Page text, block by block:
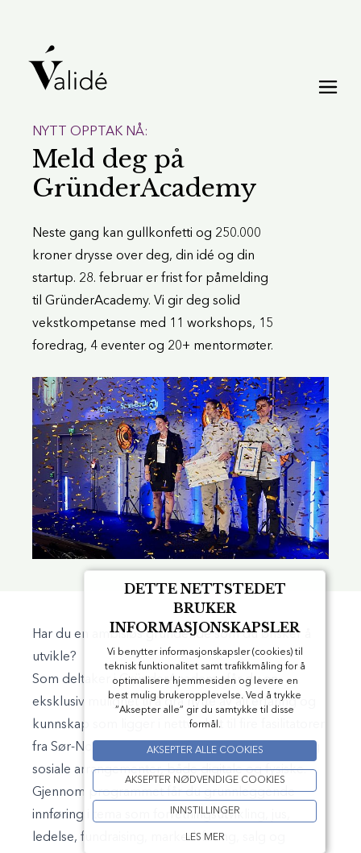
NYTT OPPTAK NÅ:
Meld deg på
GründerAcademy
Neste gang kan gullkonfetti og 250.000
kroner drysse over deg, din idé og din
startup. 28. februar er frist for påmelding
til GründerAcademy. Vi gir deg solid
vekstkompetanse med 11 workshops, 15
foredrag, 4 eventer og 20+ mentormøter.
Har du en ambisiøs gründeridé som du ønsker å
utvikle?
Som deltaker i GründerAcademy får du en
eksklusiv mulighet til å dra nytte av all erfaring og
kunnskap som ligger i nettverket til fire fasilitatorer
fra Sør-Norge. Du deltar i et spekter av faglige og
sosiale arrangementer, både digitale og fysiske.
Gjennom programmet får du grunnleggende
innføring i tema som forretningsutvikling, jus,
ledelse, fundraising, markedsføring, salg og
DETTE NETTSTEDET
BRUKER
INFORMASJONSKAPSLER
Vi benytter informasjonskapsler (cookies) til
teknisk funktionalitet samt trafikkmåling for å
optimalisere hjemmesiden og levere en
best mulig brukeropplevelse. Ved å trykke
”Aksepter alle” gir du samtykke til disse
formål.
AKSEPTER ALLE COOKIES
AKSEPTER NØDVENDIGE COOKIES
INNSTILLINGER
LES MER